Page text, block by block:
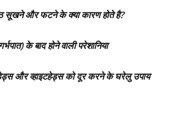
सूखने और फटने के क्या कारण होते है?
के बाद होने वाली परेशानिया
और व्हाइटहेड्स को दूर करने के घरेलु उपाय